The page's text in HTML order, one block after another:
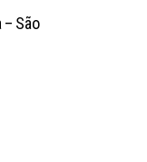
– São